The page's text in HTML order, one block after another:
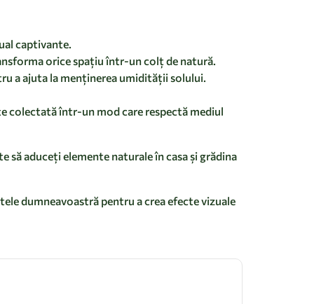
captivante.
orice spațiu într-un colț de natură.
a ajuta la menținerea umidității solului.
colectată într-un mod care respectă mediul
aduceți elemente naturale în casa și grădina
dumneavoastră pentru a crea efecte vizuale